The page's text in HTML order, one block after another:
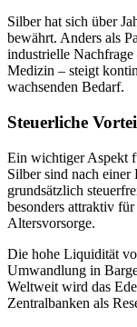
Silber hat sich über
bewährt. Anders als
industrielle
Medizin – steigt
wachsenden Bedarf.
Steuerliche
Ein wichtiger Aspekt
Silber sind nach einer
grundsätzlich
besonders attraktiv
Altersvorsorge.
Die hohe Liquidität
Umwandlung in
Weltweit wird das
Zentralbanken als